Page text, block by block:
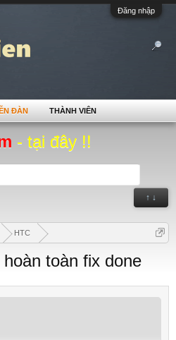
Đăng nhập
- tại đây !!
↑ ↓
HTC
toàn fix done
ĐÀN THÀNH VIÊN